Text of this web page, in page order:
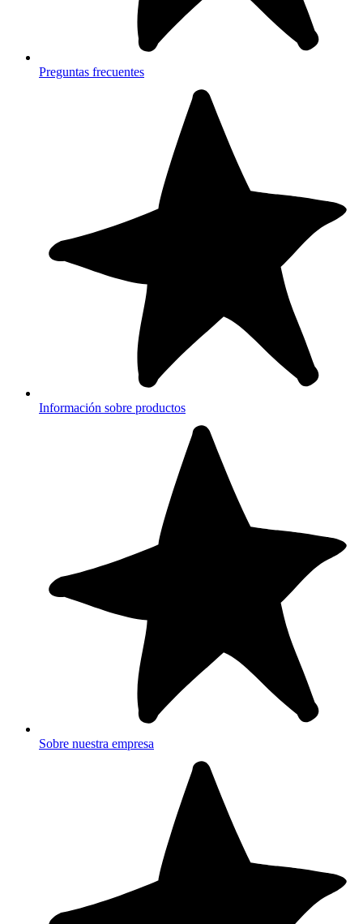
Preguntas frecuentes
Información sobre productos
Sobre nuestra empresa